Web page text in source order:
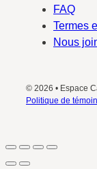
FAQ
Termes
Nous
© 2026 • Espace
Politique de